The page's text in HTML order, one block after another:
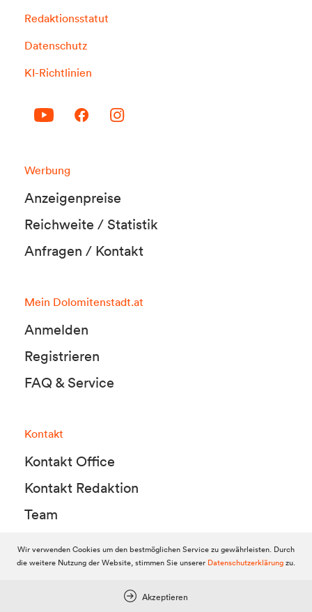
Redaktionsstatut
Datenschutz
KI-Richtlinien
Werbung
Anzeigenpreise
Reichweite / Statistik
Anfragen / Kontakt
Mein Dolomitenstadt.at
Anmelden
Registrieren
FAQ & Service
Kontakt
Kontakt Office
Kontakt Redaktion
Team
© 2010-2026 Dolomitenstadt.at
Wir verwenden Cookies um den bestmöglichen Service zu gewährleisten. Durch
die weitere Nutzung der Website, stimmen Sie unserer Datenschutzerklärungzu.
Akzeptieren